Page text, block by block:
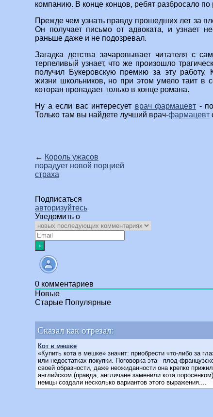
компанию. В конце концов, ребят разбросало
Прежде чем узнать правду прошедших лет за
Он получает письмо от адвоката, и узнает
раньше даже и не подозревал.
Загадка детства зачаровывает читателя с
терпеливый узнает, что же произошло
получил Букеровскую премию за эту работу.
жизни школьников, но при этом умело таит в
которая пропадает только в конце романа.
Ну а если вас интересует врач фармацевт -
Только там вы найдете лучший врач-фармацевт
← Король ужасов
порадует новой порцией
страха
Подписаться
авторизуйтесь
Уведомить о
0 комментариев
Новые
Старые Популярные
Сказал как отрезал:
Кот в мешке
«Купить кота в мешке» значит: приобрести что-либо за
или недостатках покупки. Поговорка эта - плод
своей образности, даже неожиданности она крепко
английском (правда, англичане заменили кота
немцы создали несколько вариантов этого выражения....